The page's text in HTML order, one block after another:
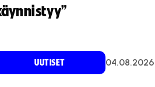
UUTISET 04.08.2026